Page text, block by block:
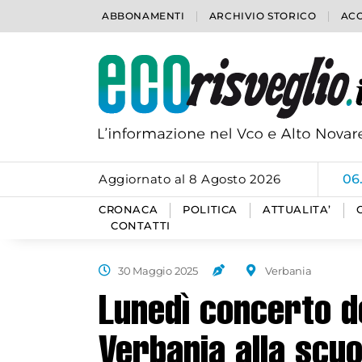
ABBONAMENTI ARCHIVIO STORICO
Aggiornato al 8 Agosto 2026
CRONACA POLITICA ATTUALITA’
CONTATTI
30 Maggio 2025 Verbania
Lunedì concerto